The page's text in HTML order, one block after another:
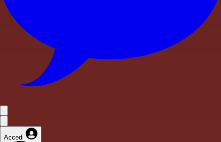
Accedi